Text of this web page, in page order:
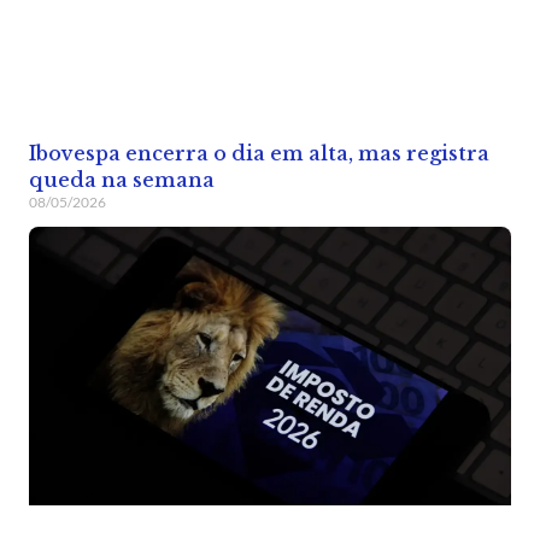
Ibovespa encerra o dia em alta, mas registra
queda na semana
08/05/2026